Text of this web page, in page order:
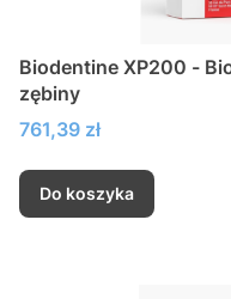
Biodentine XP200 -
zębiny
Cena
761,39 zł
Do koszyka